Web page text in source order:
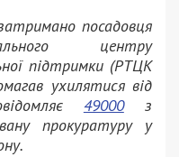
посадовця
центру
підтримки (РТЦК
ухилятися від
49000з
прокуратуру у